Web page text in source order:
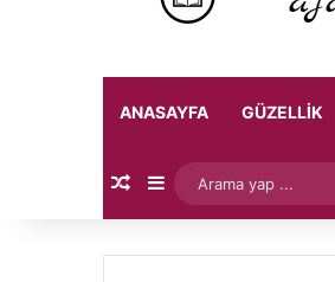
ANASAYFA GÜZELLIK
Rastgele Makale
Kenar Bölmesi